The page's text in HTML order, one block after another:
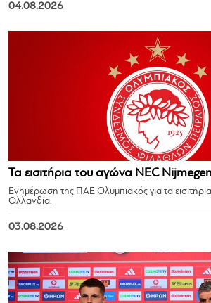
04.08.2026
Τα εισιτήρια του αγώνα NEC
Ενημέρωση της ΠΑΕ Ολυμπιακός για τα
Ολλανδία.
03.08.2026